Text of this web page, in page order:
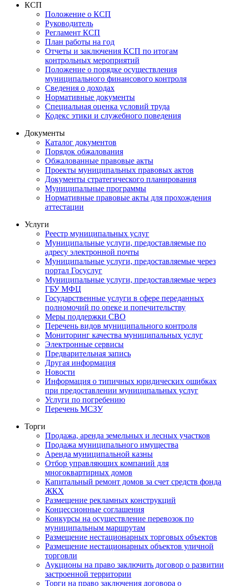
КСП
Положение о КСП
Руководитель
Регламент КСП
План работы на год
Отчеты и заключения КСП по итогам
контрольных мероприятий
Положение о порядке осуществления
муниципального финансового контроля
Сведения о доходах
Нормативные документы
Специальная оценка условий труда
Кодекс этики и служебного поведения
Документы
Каталог документов
Порядок обжалования
Обжалованные правовые акты
Проекты муниципальных правовых актов
Документы стратегического планирования
Муниципальные программы
Нормативные правовые акты для прохождения
аттестации
Услуги
Реестр муниципальных услуг
Муниципальные услуги, предоставляемые по
адресу электронной почты
Муниципальные услуги, предоставляемые через
портал Госуслуг
Муниципальные услуги, предоставляемые через
ГБУ МФЦ
Государственные услуги в сфере переданных
полномочий по опеке и попечительству
Меры поддержки СВО
Перечень видов муниципального контроля
Мониторинг качества муниципальных услуг
Электронные сервисы
Предварительная запись
Другая информация
Новости
Информация о типичных юридических ошибках
при предоставлении муниципальных услуг
Услуги по погребению
Перечень МСЗУ
Торги
Продажа, аренда земельных и лесных участков
Продажа муниципального имущества
Аренда муниципальной казны
Отбор управляющих компаний для
многоквартирных домов
Капитальный ремонт домов за счет средств фонда
ЖКХ
Размещение рекламных конструкций
Концессионные соглашения
Конкурсы на осуществление перевозок по
муниципальным маршрутам
Размещение нестационарных торговых объектов
Размещение нестационарных объектов уличной
торговли
Аукционы на право заключить договор о развитии
застроенной территории
Торги на право заключения договора о